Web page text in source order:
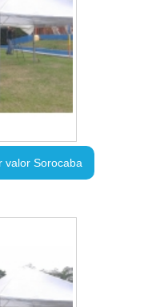
valor Sorocaba